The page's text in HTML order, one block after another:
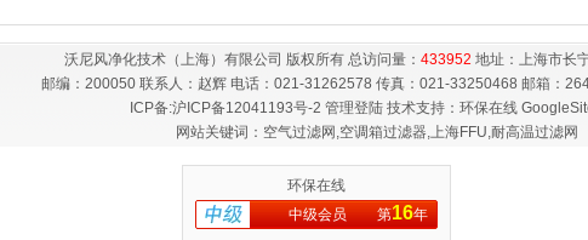
沃尼风净化技术（上海）有限公司 版权所有 总访问量： 433952 地址：上海市长
邮编：200050 联系人：赵辉 电话：021-31262578 传真：021-33250468 邮箱：
ICP备:沪ICP备12041193号-2 管理登陆 技术支持： 环保在线
网站关键词：空气过滤网,空调箱过滤器,上海FFU,耐高温过滤网
环保在线
中级会员
第16年